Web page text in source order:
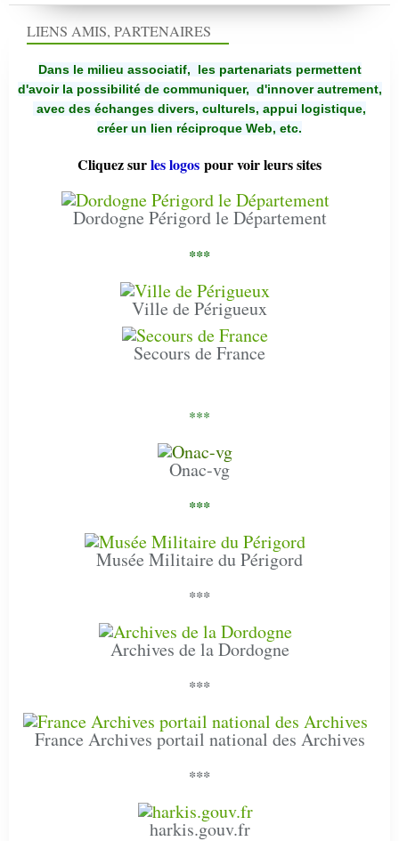
LIENS AMIS, PARTENAIRES
Dans le milieu associatif, les partenariats permettent
d'avoir la possibilité de communiquer, d'innover autrement,
avec des échanges divers, culturels, appui logistique,
créer un lien réciproque Web, etc.
Cliquez surles logos pour voir leurs sites
Dordogne Périgord le Département
***
Ville de Périgueux
Secours de France
***
Onac-vg
***
Musée Militaire du Périgord
***
Archives de la Dordogne
***
France Archives portail national des Archives
***
harkis.gouv.fr